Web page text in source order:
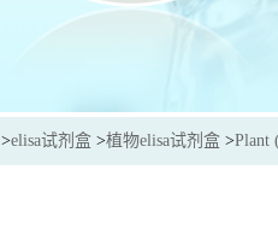
>elisa试剂盒 >植物elisa试剂盒 >Plant